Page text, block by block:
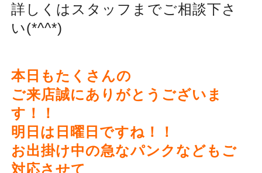
詳しくはスタッフまでご相談下さ
い(*^^*)
本日もたくさんの
ご来店誠にありがとうございま
す！！
明日は日曜日ですね！！
お出掛け中の急なパンクなどもご
対応させて